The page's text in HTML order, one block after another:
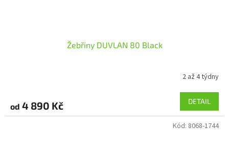
Žebřiny DUVLAN 80 Black
2 až 4 týdny
od 4 890 Kč DETAIL
Kód: 8068-1744